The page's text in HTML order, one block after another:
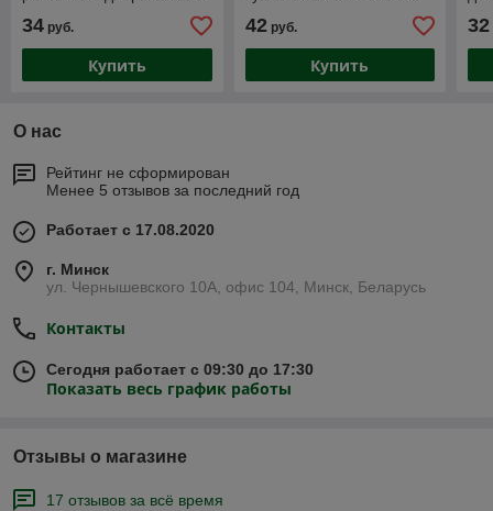
0402.610
34 руб.
Купить
42руб.
Купить
32
О нас
Рейтинг не сформирован
Менее 5 отзывов за последний год
Работает с 17.08.2020
г. Минск
ул. Чернышевского 10А, офис 104, Минск, Беларусь
Контакты
Сегодня работает с 09:30 до 17:30
Показать весь график работы
Отзывы о магазине
17 отзывов за всё время